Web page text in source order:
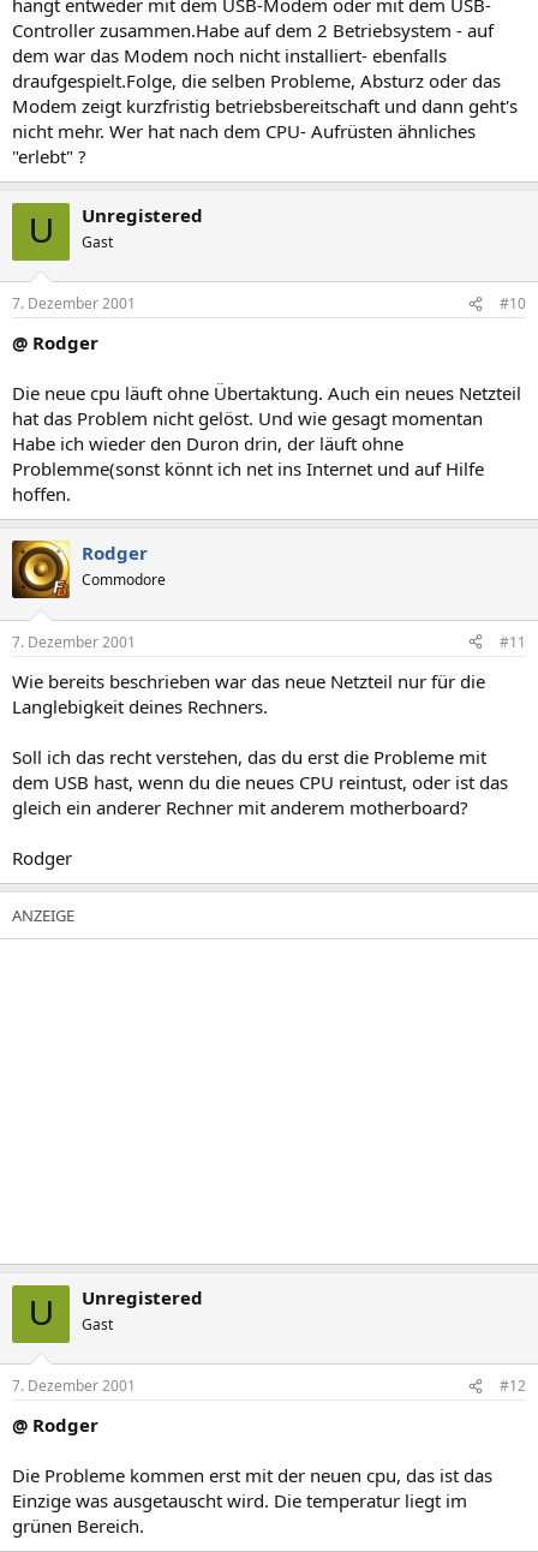
Controller zusammen.Habe auf dem 2 Betriebsystem - auf
dem war das Modem noch nicht installiert- ebenfalls
draufgespielt.Folge, die selben Probleme, Absturz oder das
Modem zeigt kurzfristig betriebsbereitschaft und dann geht's
nicht mehr. Wer hat nach dem CPU- Aufrüsten ähnliches
"erlebt" ?
U Unregistered
Gast
7. Dezember 2001 #10
@ Rodger
Die neue cpu läuft ohne Übertaktung. Auch ein neues Netzteil
hat das Problem nicht gelöst. Und wie gesagt momentan
Habe ich wieder den Duron drin, der läuft ohne
Problemme(sonst könnt ich net ins Internet und auf Hilfe
hoffen.
Rodger
Commodore
7. Dezember 2001 #11
Wie bereits beschrieben war das neue Netzteil nur für die
Langlebigkeit deines Rechners.
Soll ich das recht verstehen, das du erst die Probleme mit
dem USB hast, wenn du die neues CPU reintust, oder ist das
gleich ein anderer Rechner mit anderem motherboard?
Rodger
U Unregistered
Gast
7. Dezember 2001 #12
@ Rodger
Die Probleme kommen erst mit der neuen cpu, das ist das
Einzige was ausgetauscht wird. Die temperatur liegt im
grünen Bereich.